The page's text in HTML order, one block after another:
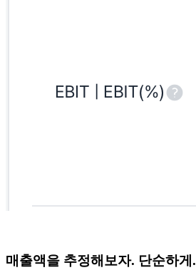
매출액을 추정해보자. 단순하게.